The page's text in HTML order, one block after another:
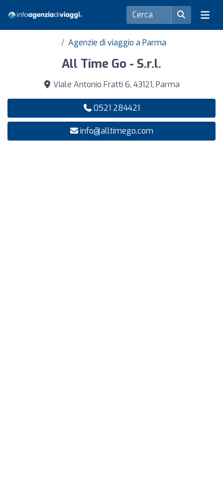
Agenzie di viaggio a Parma
All Time Go - S.r.l.
Viale Antonio Fratti 6, 43121, Parma
0521 284421
info@alltimego.com